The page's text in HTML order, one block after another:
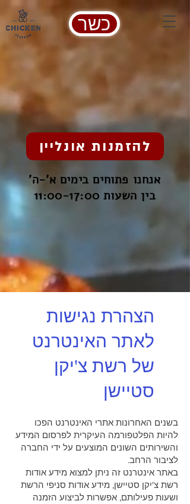
להזמנות אונליין
'אנחנו פתוחים בימים א'-ה
בין השעות 11:00-17:00
כשר
הצהרת נגישות
לאתר האינטרנט
של רשת צ'יקן
סטיישן
בשנים האחרונות אתרי האינטרנט הפכו
להיות הפלטפורמה העיקרית לפרסום המידע
והשירותים השונים המוצעים על ידי החברה
לציבור הרחב.
באתר אינטרנט זה ניתן למצוא מידע אודות
רשת צ'יקן סטיישן, מידע אודות סניפי הרשת
ושעות פעילותם, אפשרות לביצוע הזמנה